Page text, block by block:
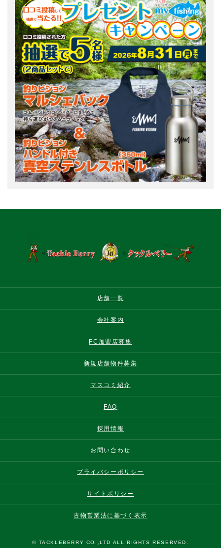
店舗一覧
会社案内
FC加盟店募集
新規店舗物件募集
マスコミ紹介
FAQ
採用情報
お問い合わせ
プライバシーポリシー
サイトポリシー
古物営業法に基づく表示
© TACKLEBERRY CO.,LTD ALL RIGHTS RESERVED.